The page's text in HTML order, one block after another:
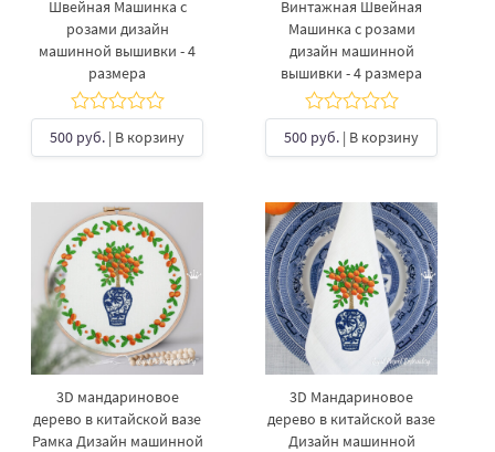
Швейная Машинка с
розами дизайн
машинной вышивки - 4
размера
500 руб. | В корзину
Винтажная Швейная
Машинка с розами
дизайн машинной
вышивки - 4 размера
500 руб. | В корзину
3D мандариновое
дерево в китайской вазе
Рамка Дизайн машинной
3D Мандариновое
дерево в китайской вазе
Дизайн машинной